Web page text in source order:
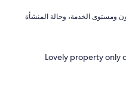
عناصر نالت الإعجاب: ⁦النظافة⁩، و⁦العاملون ومستوى الخدمة⁩، و⁦حالة المنشأة
Lovely property only